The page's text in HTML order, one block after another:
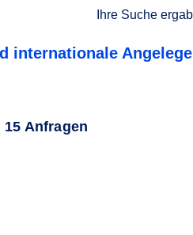
Ihre Suche
internationale
Anfragen